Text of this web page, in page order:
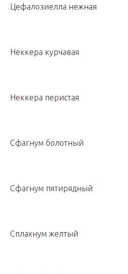
Цефалозиелла нежная
Неккера курчавая
Неккера перистая
Сфагнум болотный
Сфагнум пятирядный
Сплахнум желтый